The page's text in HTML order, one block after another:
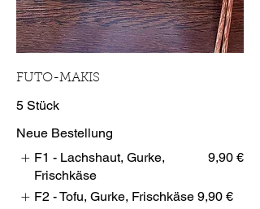
FUTO-MAKIS
5 Stück
Neue Bestellung
F1 - Lachshaut, Gurke,
Frischkäse
9,90 €
F2 - Tofu, Gurke, Frischkäse 9,90 €